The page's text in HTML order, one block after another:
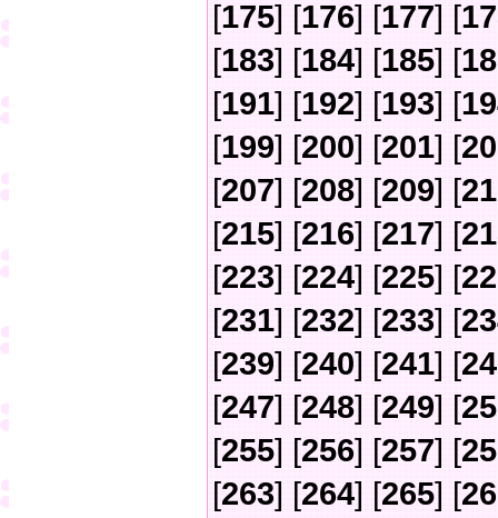
[175] [176] [177] [
[183] [184] [185] [
[191] [192] [193] [
[199] [200] [201] [
[207] [208] [209] [
[215] [216] [217] [
[223] [224] [225] [
[231] [232] [233] [
[239] [240] [241] [
[247] [248] [249] [
[255] [256] [257] [
[263] [264] [265] [